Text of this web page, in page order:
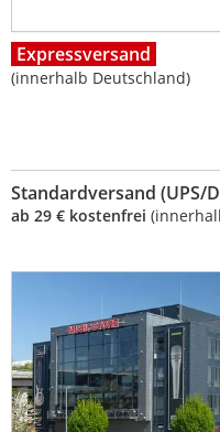
Expressversand
(innerhalb Deutschland)
Standardversand (UPS/
ab 29 € kostenfrei